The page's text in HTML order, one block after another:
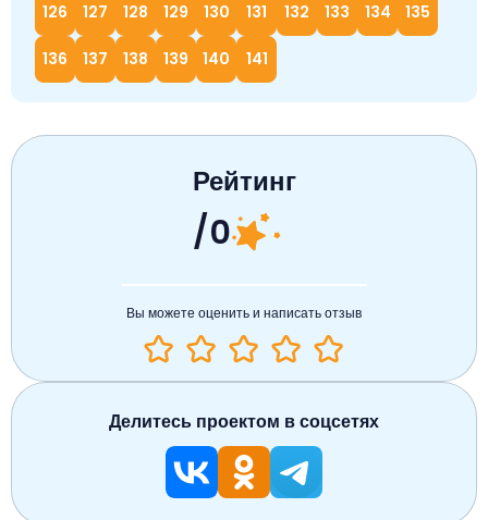
126 127 128 129 130 131 132 133 134 135
136 137 138 139 140 141
Рейтинг
/0
Вы можете оценить и написать отзыв
Делитесь проектом в соцсетях